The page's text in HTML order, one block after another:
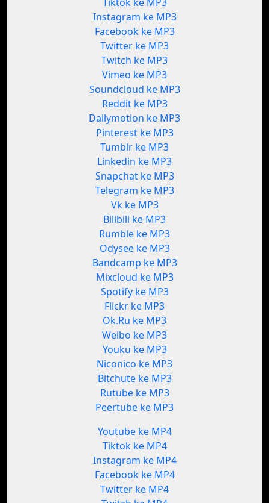
Instagram ke MP3
Facebook ke MP3
Twitter ke MP3
Twitch ke MP3
Vimeo ke MP3
Soundcloud ke MP3
Reddit ke MP3
Dailymotion ke MP3
Pinterest ke MP3
Tumblr ke MP3
Linkedin ke MP3
Snapchat ke MP3
Telegram ke MP3
Vk ke MP3
Bilibili ke MP3
Rumble ke MP3
Odysee ke MP3
Bandcamp ke MP3
Mixcloud ke MP3
Spotify ke MP3
Flickr ke MP3
Ok.Ru ke MP3
Weibo ke MP3
Youku ke MP3
Niconico ke MP3
Bitchute ke MP3
Rutube ke MP3
Peertube ke MP3
Youtube ke MP4
Tiktok ke MP4
Instagram ke MP4
Facebook ke MP4
Twitter ke MP4